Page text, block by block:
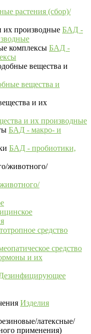
растения (сбор)/
БАД -
БАД -
вещества и
и их производные
БАД - макро- и
БАД - пробиотики,
средство
средство
и их
Изделия